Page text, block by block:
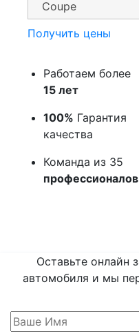
Получить цены
Работаем более
15 лет
100% Гарантия
качества
Команда из 35
профессионалов
Оставьте онлайн
автомобиля и мы